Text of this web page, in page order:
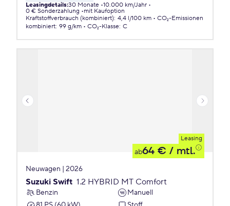
Leasingdetails:30 Monate 10.000 km/Jahr
0 € Sonderzahlung
mit Kaufoption
Kraftstoffverbrauch (kombiniert): 4,4 l/100 km
CO₂-Emissionen
kombiniert: 99 g/km CO₂-Klasse: C
Leasing
ab64 € / mtl.
Neuwagen | 2026
Suzuki Swift 1.2 HYBRID MT Comfort
Benzin
Manuell